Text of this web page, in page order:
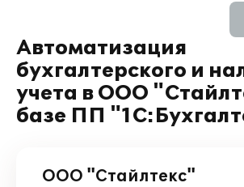
Автоматизация
бухгалтерского и
учета в ООО
базе ПП
ООО "Стайлтекс"